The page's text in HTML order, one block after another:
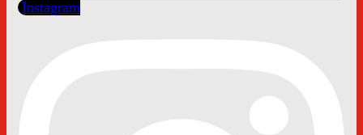
Instagram